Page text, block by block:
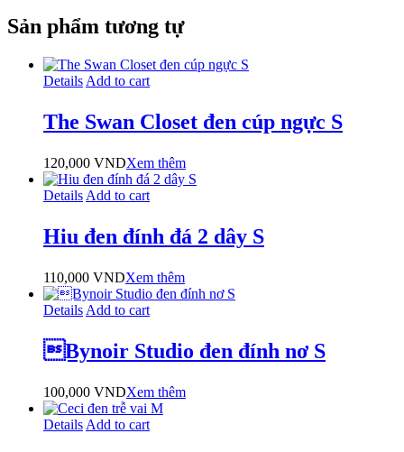
Sản phẩm tương tự
Details Add to cart
The Swan Closet đen cúp ngực S
120,000 VNDXem thêm
Details Add to cart
Hiu đen đính đá 2 dây S
110,000 VNDXem thêm
Details Add to cart
Bynoir Studio đen đính nơ S
100,000 VNDXem thêm
Details Add to cart